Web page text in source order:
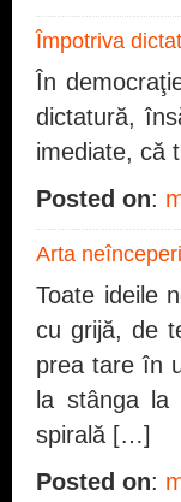
Împotriva
În
dictatură,
imediate, că
Posted on:
Arta
Toate ideile
cu grijă, de
prea tare în
la stânga la
spirală […]
Posted on: